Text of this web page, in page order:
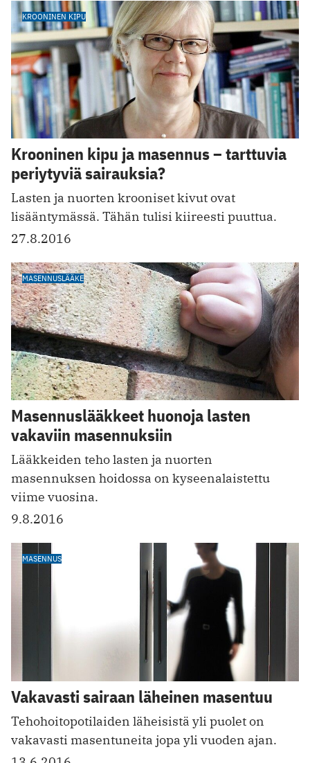
KROONINEN KIPU
Krooninen kipu ja masennus – tarttuvia
periytyviä sairauksia?
Lasten ja nuorten krooniset kivut ovat
lisääntymässä. Tähän tulisi kiireesti puuttua.
27.8.2016
MASENNUSLÄÄKE
Masennuslääkkeet huonoja lasten
vakaviin masennuksiin
Lääkkeiden teho lasten ja nuorten
masennuksen hoidossa on kyseenalaistettu
viime vuosina.
9.8.2016
MASENNUS
Vakavasti sairaan läheinen masentuu
Tehohoitopotilaiden läheisistä yli puolet on
vakavasti masentuneita jopa yli vuoden ajan.